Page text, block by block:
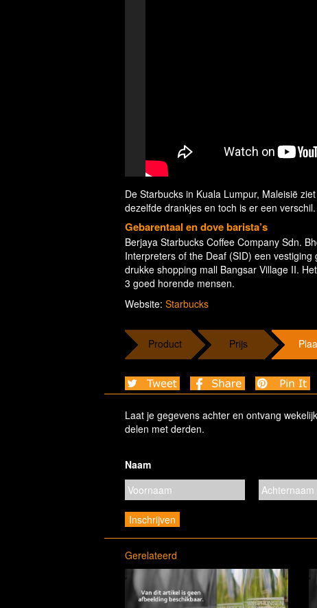
De Starbucks in Kuala Lumpur, Maleisië
dezelfde drankjes en toch is er een
Gebarentaal en dove barista’s
Berjaya Starbucks Coffee Company Sdn.
Interpreters of the Deaf (SID) een
drukke shopping mall Bangsar Village II.
3 goed horende mensen.
Website: Starbucks
Product Prijs
Laat je gegevens achter en ontvang
delen met derden.
Naam
Gerelateerd